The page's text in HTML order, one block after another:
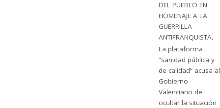
DEL PUEBLO EN
HOMENAJE A LA
GUERRILLA
ANTIFRANQUISTA.
La plataforma
“sanidad pública y
de calidad” acusa al
Gobierno
Valenciano de
ocultar la situación